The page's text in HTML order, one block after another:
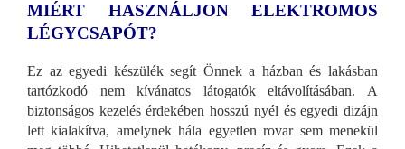
MIÉRT HASZNÁLJON ELEKTROMOS
LÉGYCSAPÓT?
Ez az egyedi készülék segít Önnek a házban és lakásban
tartózkodó nem kívánatos látogatók eltávolításában. A
biztonságos kezelés érdekében hosszú nyél és egyedi dizájn
lett kialakítva, amelynek hála egyetlen rovar sem menekül